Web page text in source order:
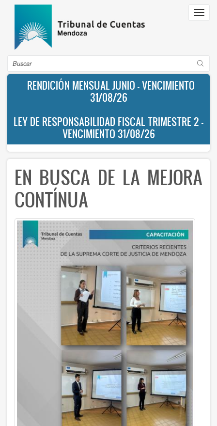
Pasar
contenido
principal
Buscar
RENDICIÓN MENSUAL JUNIO - VENCIMIENTO
31/08/26
LEY DE RESPONSABILIDAD FISCAL TRIMESTRE 2 -
VENCIMIENTO 31/08/26
EN BUSCA DE LA MEJORA
CONTÍNUA